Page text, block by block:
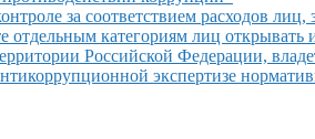
за соответствием расходов
категориям лиц открывать
Российской Федерации,
экспертизе